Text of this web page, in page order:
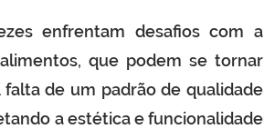
enfrentam desafios com a
que podem se tornar
de um padrão de qualidade
a estética e funcionalidade